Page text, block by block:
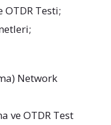
Testi;
Network
ve OTDR Test